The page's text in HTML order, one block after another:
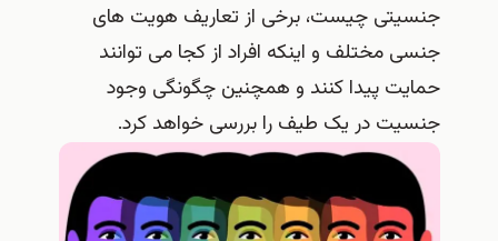
جنسیتی چیست، برخی از تعاریف هویت های
جنسی مختلف و اینکه افراد از کجا می توانند
حمایت پیدا کنند و همچنین چگونگی وجود
جنسیت در یک طیف را بررسی خواهد کرد.